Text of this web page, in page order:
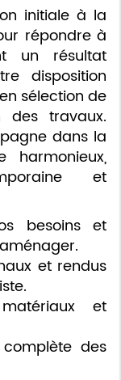
initiale à la
répondre à
un résultat
disposition
sélection de
des travaux.
dans la
et
besoins et
et rendus
et
des